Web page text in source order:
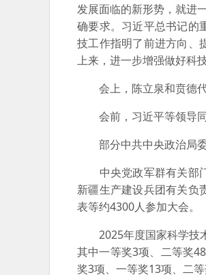
发展面临的新形势，就进
确要求。习近平总书记的
技工作指明了前进方向、
上来，进一步增强做好科
会上，陈立泉和贲德代
会前，习近平等领导同
部分中共中央政治局委
中央党政军群有关部门
新疆生产建设兵团有关负
表等约4300人参加大会。
2025年度国家科学技术
其中一等奖3项、二等奖
奖3项、一等奖13项、二